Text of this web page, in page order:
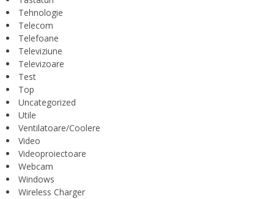
Tehnologie
Telecom
Telefoane
Televiziune
Televizoare
Test
Top
Uncategorized
Utile
Ventilatoare/Coolere
Video
Videoproiectoare
Webcam
Windows
Wireless Charger